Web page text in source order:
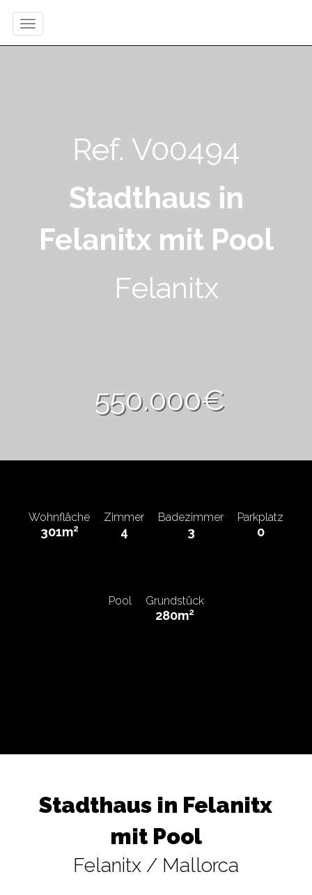
Ref. V00494
Stadthaus in
Felanitx mit Pool
550.000€
Felanitx
301m2
Wohnfläche
4
Zimmer
3
Badezimmer
0
Parkplatz
Pool
280m2
Grundstück
Stadthaus in Felanitx
mit Pool
Felanitx / Mallorca